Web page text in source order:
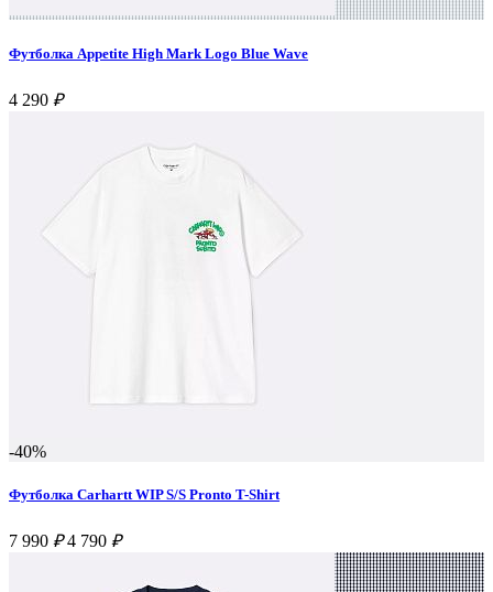
Футболка Appetite High Mark Logo Blue Wave
4 290 ₽
-40%
Футболка Carhartt WIP S/S Pronto T-Shirt
7 990 ₽ 4 790 ₽